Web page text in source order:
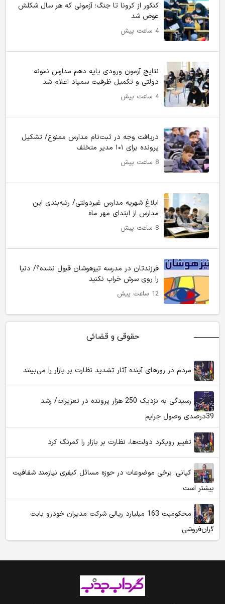
کنکور از کرونا تا جنگ؛ آزمونی که هر سال شکلش
عوض شد
4 ساعت پیش
نتایج آزمون ورودی پایه دهم مدارس نمونه
دولتی و تکمیل ظرفیت سمپاد اعلام شد
4 ساعت پیش
دریافت وجه در ثبت‌نام مدارس ممنوع/ تشکیل
پرونده برای ۱۰۱ مدیر متخلف
8 ساعت پیش
ابلاغ شهریه مدارس غیردولتی/ رتبه‌بندی این
مدارس از ابتدای مهر ماه
8 ساعت پیش
فرزندتان در مدرسه تیزهوشان قبول نشده؟/ دنیا
را روی سرش خراب نکنید
12 ساعت پیش
حقوقی و قضائی
مردم در روزهای آینده آثار تشدید نظارت بر بازار را می‌بینند
رسیدگی به نزدیک 250 هزار پرونده در تعزیرات/ رشد
39درصدی وصول جرایم
تغییر رویکرد دولت‌ها، نظارت بر بازار را کمرنگ کرد
کیانی: برخی موضوعات در حوزه مسائل کیفری نیازمند شفافیت
بیشتر است
محکومیت 163 میلیارد ریالی شرکت مدیران خودرو بابت
گران‌فروشی